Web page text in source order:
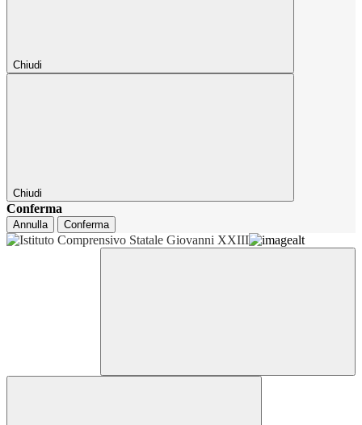
Chiudi
Chiudi
Conferma
Annulla Conferma